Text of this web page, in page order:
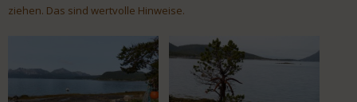
ziehen. Das sind wertvolle Hinweise.